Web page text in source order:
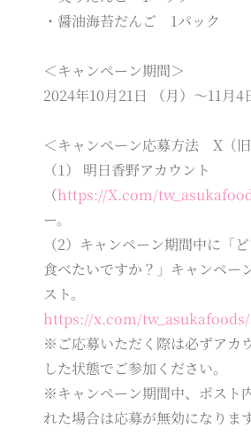
・醤油海苔だんご 1パック
＜キャンペーン期間＞
2024年10月21日 （月）～11月4
＜キャンペーン応募方法 X（
（1） 明日香野アカウント
（https://X.com/
ー。
（2）キャンペーン期間中に「
食べたいですか？」キャンペー
スト。
https://x.com/tw_asukafoods/
※ご応募いただく際は必ずアカ
した状態でご参加ください。
※キャンペーン期間中、ポスト
れた場合は応募が無効になります